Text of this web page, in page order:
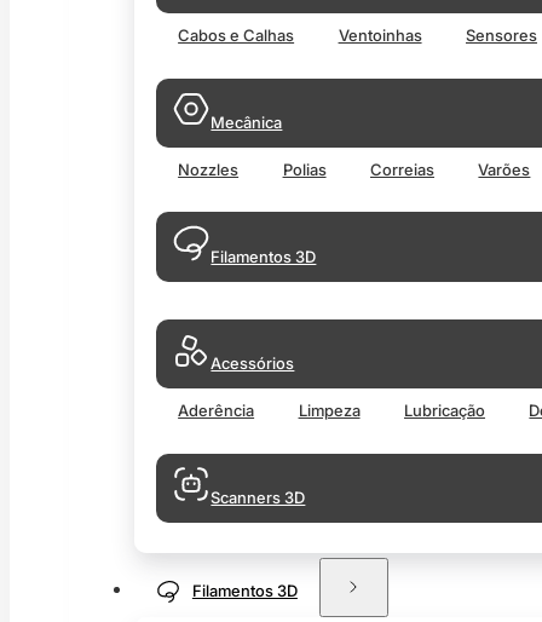
Cabos e Calhas Ventoinhas Sensores
Mecânica
Nozzles Polias Correias Varões
Filamentos 3D
Acessórios
Aderência Limpeza Lubricação
Scanners 3D
Filamentos 3D